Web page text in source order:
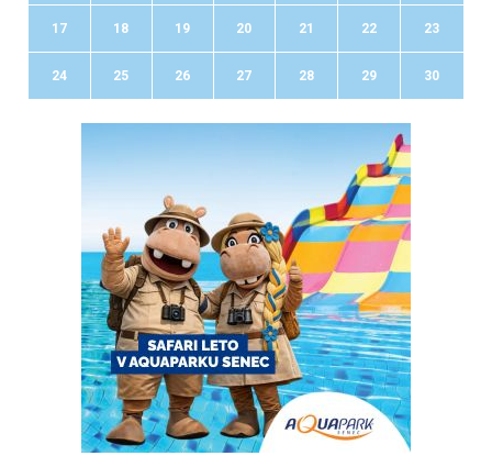
17 18 19 20 21 22 23
24 25 26 27 28 29 30